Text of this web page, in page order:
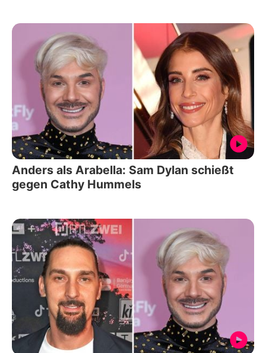
Anders als Arabella: Sam Dylan schießt
gegen Cathy Hummels